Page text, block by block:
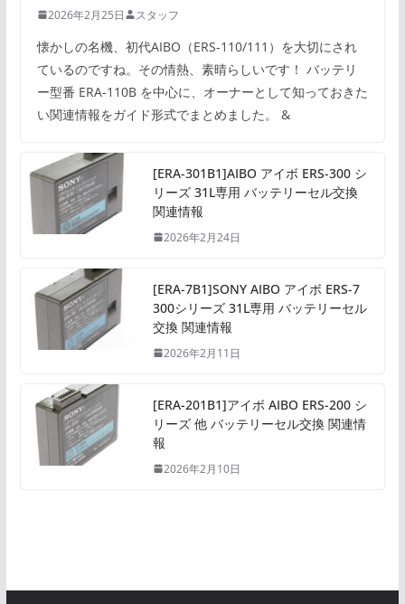
2026年2月25日 スタッフ
懐かしの名機、初代AIBO（ERS-110/111）を大切にされ
ているのですね。その情熱、素晴らしいです！ バッテリ
ー型番 ERA-110B を中心に、オーナーとして知っておきた
い関連情報をガイド形式でまとめました。 &
[ERA-301B1]AIBO アイボ ERS-300 シ
リーズ 31L専用 バッテリーセル交換
関連情報
2026年2月24日
[ERA-7B1]SONY AIBO アイボ ERS-7
300シリーズ 31L専用 バッテリーセル
交換 関連情報
2026年2月11日
[ERA-201B1]アイボ AIBO ERS-200 シ
リーズ 他 バッテリーセル交換 関連情
報
2026年2月10日